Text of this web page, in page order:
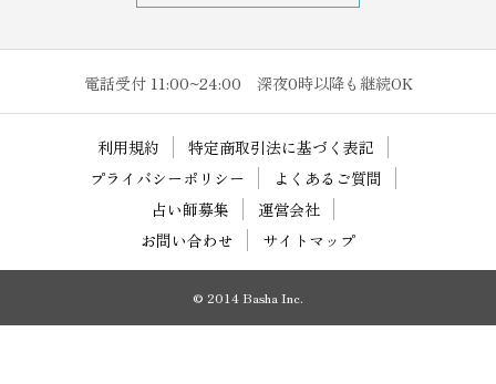
電話受付 11:00~24:00 深夜0時以降も継続OK
利用規約
特定商取引法に基づく表記
プライバシーポリシー
よくあるご質問
占い師募集
運営会社
お問い合わせ
サイトマップ
© 2014 Basha Inc.